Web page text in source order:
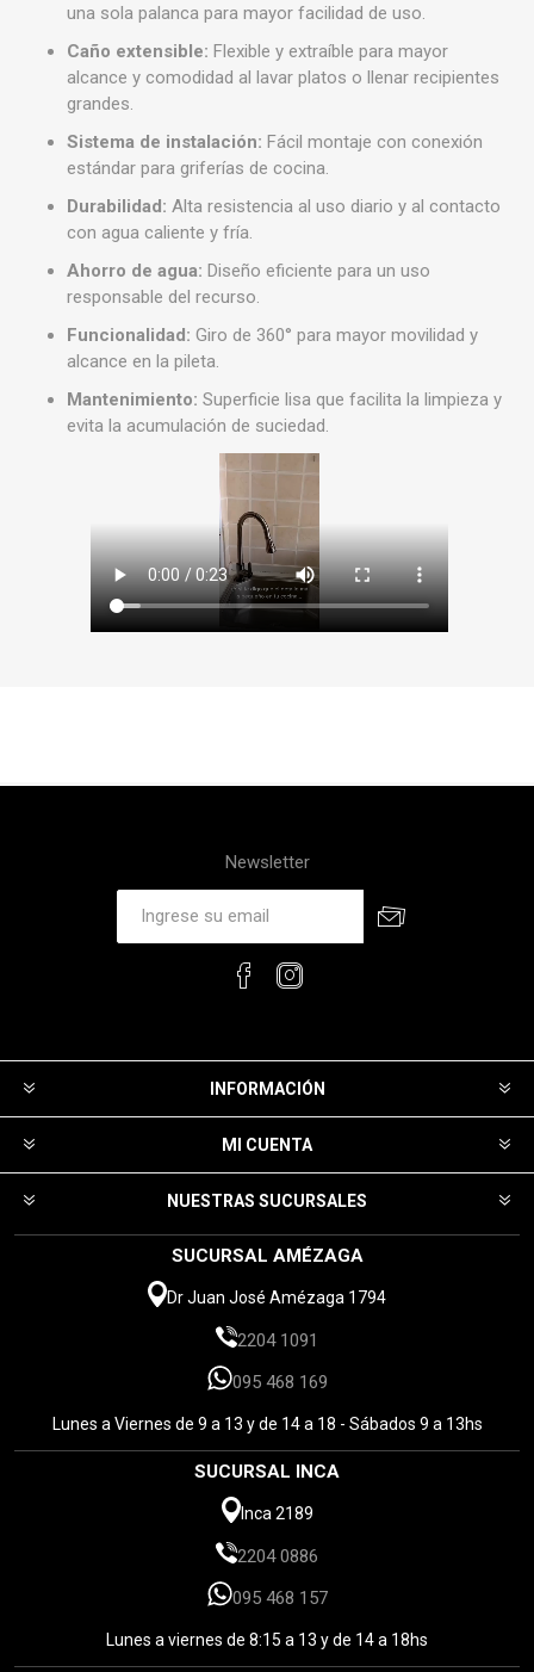
una sola palanca para mayor facilidad de uso.
Caño extensible: Flexible y extraíble para mayor
alcance y comodidad al lavar platos o llenar recipientes
grandes.
Sistema de instalación: Fácil montaje con conexión
estándar para griferías de cocina.
Durabilidad: Alta resistencia al uso diario y al contacto
con agua caliente y fría.
Ahorro de agua: Diseño eficiente para un uso
responsable del recurso.
Funcionalidad: Giro de 360° para mayor movilidad y
alcance en la pileta.
Mantenimiento: Superficie lisa que facilita la limpieza y
evita la acumulación de suciedad.
Newsletter
INFORMACIÓN
MI CUENTA
NUESTRAS SUCURSALES
SUCURSAL AMÉZAGA
Dr Juan José Amézaga 1794
2204 1091
095 468 169
Lunes a Viernes de 9 a 13 y de 14 a 18 - Sábados 9 a 13hs
SUCURSAL INCA
Inca 2189
2204 0886
095 468 157
Lunes a viernes de 8:15 a 13 y de 14 a 18hs